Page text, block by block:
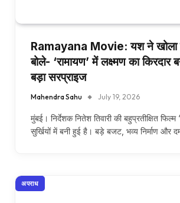
Ramayana Movie: यश ने खोला
बोले- ‘रामायण’ में लक्ष्मण का किरदार
बड़ा सरप्राइज
Mahendra Sahu July 19, 2026
मुंबई। निर्देशक नितेश तिवारी की बहुप्रतीक्षित फिल्म
सुर्खियों में बनी हुई है। बड़े बजट, भव्य निर्माण और
अपराध